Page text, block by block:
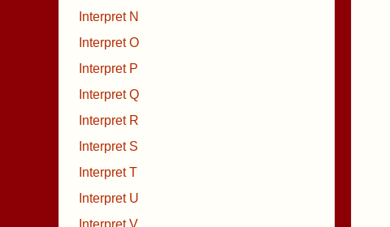
Interpret N
Interpret O
Interpret P
Interpret Q
Interpret R
Interpret S
Interpret T
Interpret U
Interpret V